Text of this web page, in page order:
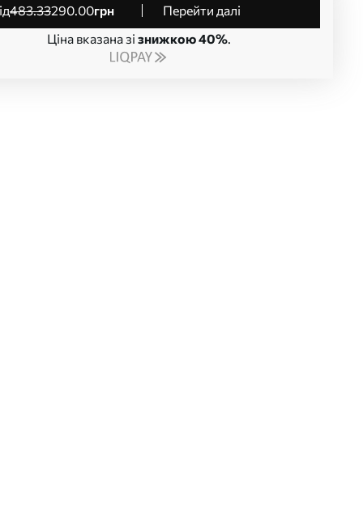
від483.33290.00грн
Перейти далі
Ціна вказана зі знижкою 40%.